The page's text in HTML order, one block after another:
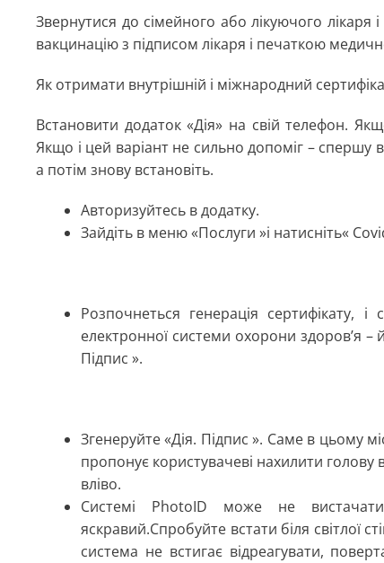
Звернутися до сімейного або лікуючого
вакцинацію з підписом лікаря і печаткою
Як отримати внутрішній і міжнародний
Встановити додаток «Дія» на свій телефон.
Якщо і цей варіант не сильно допоміг – спершу
а потім знову встановіть.
Авторизуйтесь в додатку.
Зайдіть в меню «Послуги »і натисніть«
Розпочнеться генерація сертифікату,
електронної системи охорони здоров’я –
Підпис ».
Згенеруйте «Дія. Підпис ». Саме в цьому
пропонує користувачеві нахилити
вліво.
Системі PhotoID може не
яскравий.Спробуйте встати біля світлої
система не встигає відреагувати,